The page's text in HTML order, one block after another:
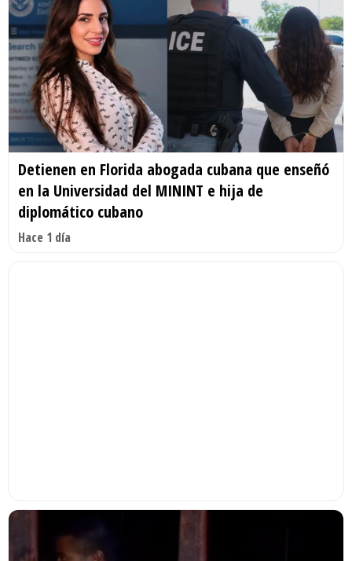
Detienen en Florida abogada cubana que enseñó
en la Universidad del MININT e hija de
diplomático cubano
Hace 1 día